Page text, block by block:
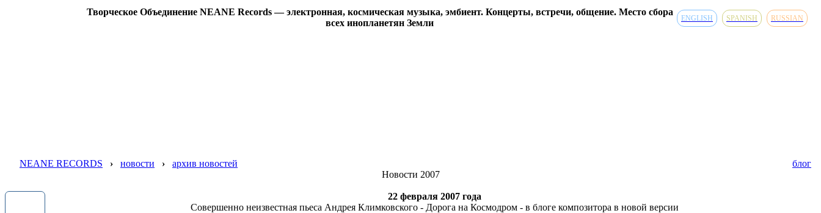
Творческое Объединение NEANE Records — электронная, космическая музыка, эмбиент. Концерты, встречи, общение. Место сбора
всех инопланетян Земли
ENGLISH SPANISH RUSSIAN
NEANE RECORDS › новости › архив новостей
блог
Новости 2007
22 февраля 2007 года
Совершенно неизвестная пьеса Андрея Климковского - Дорога на Космодром - в блоге композитора в новой версии